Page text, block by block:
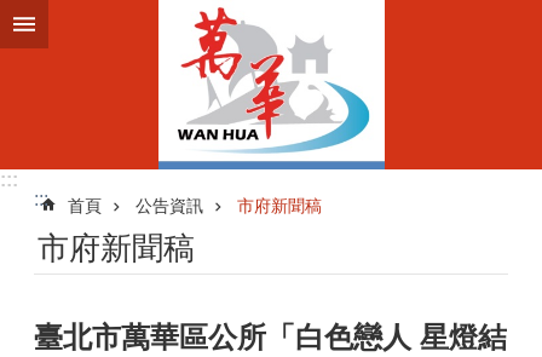
跳到主要內容區塊
:::
:::
首頁 公告資訊 市府新聞稿
市府新聞稿
臺北市萬華區公所「白色戀人 星燈結